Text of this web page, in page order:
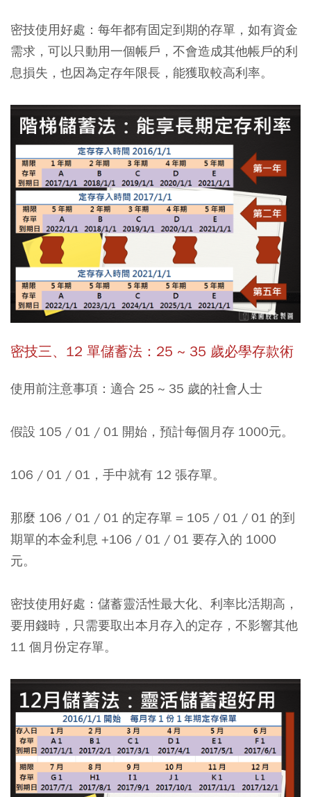
密技使用好處：每年都有固定到期的存單，如有資金
需求，可以只動用一個帳戶，不會造成其他帳戶的利
息損失，也因為定存年限長，能獲取較高利率。
密技三、12 單儲蓄法：25 ~ 35 歲必學存款術
使用前注意事項：適合 25 ~ 35 歲的社會人士
假設 105 / 01 / 01 開始，預計每個月存 1000元。
106 / 01 / 01，手中就有 12 張存單。
那麼 106 / 01 / 01 的定存單 = 105 / 01 / 01 的到
期單的本金利息 +106 / 01 / 01 要存入的 1000
元。
密技使用好處：儲蓄靈活性最大化、利率比活期高，
要用錢時，只需要取出本月存入的定存，不影響其他
11 個月份定存單。